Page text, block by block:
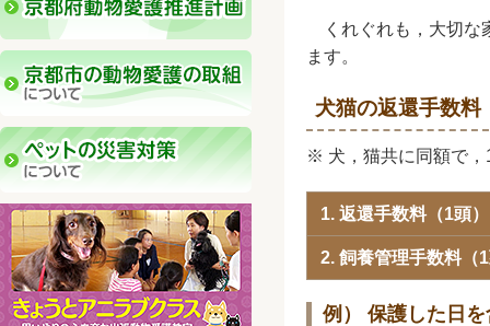
くれぐれも，大切な
ます。
犬猫の返還手数料
※ 犬，猫共に同額で，
1. 返還手数料（1頭）
2. 飼養管理手数料（
例） 保護した日